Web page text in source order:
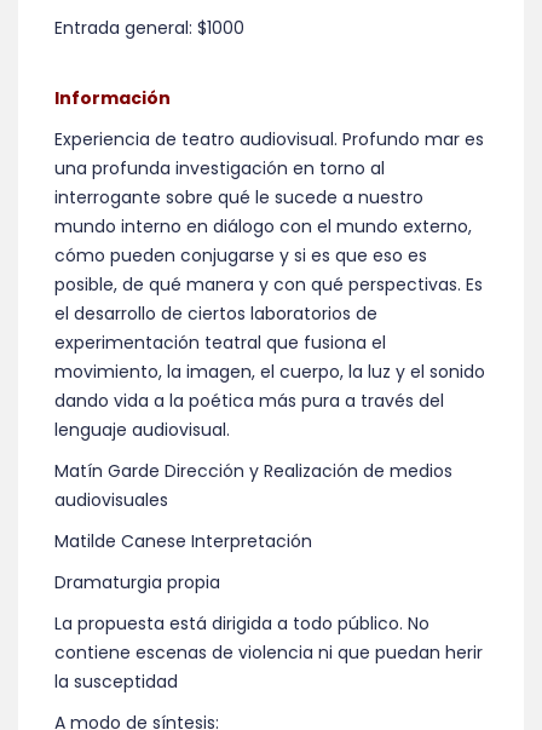
Entrada general: $1000
Información
Experiencia de teatro audiovisual. Profundo mar es
una profunda investigación en torno al
interrogante sobre qué le sucede a nuestro
mundo interno en diálogo con el mundo externo,
cómo pueden conjugarse y si es que eso es
posible, de qué manera y con qué perspectivas. Es
el desarrollo de ciertos laboratorios de
experimentación teatral que fusiona el
movimiento, la imagen, el cuerpo, la luz y el sonido
dando vida a la poética más pura a través del
lenguaje audiovisual.
Matín Garde Dirección y Realización de medios
audiovisuales
Matilde Canese Interpretación
Dramaturgia propia
La propuesta está dirigida a todo público. No
contiene escenas de violencia ni que puedan herir
la susceptidad
A modo de síntesis: